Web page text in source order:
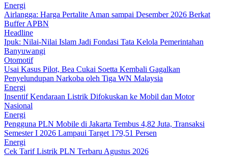
Energi
Airlangga: Harga Pertalite Aman sampai Desember 2026 Berkat
Buffer APBN
Headline
Ipuk: Nilai-Nilai Islam Jadi Fondasi Tata Kelola Pemerintahan
Banyuwangi
Otomotif
Usai Kasus Pilot, Bea Cukai Soetta Kembali Gagalkan
Penyelundupan Narkoba oleh Tiga WN Malaysia
Energi
Insentif Kendaraan Listrik Difokuskan ke Mobil dan Motor
Nasional
Energi
Pengguna PLN Mobile di Jakarta Tembus 4,82 Juta, Transaksi
Semester I 2026 Lampaui Target 179,51 Persen
Energi
Cek Tarif Listrik PLN Terbaru Agustus 2026